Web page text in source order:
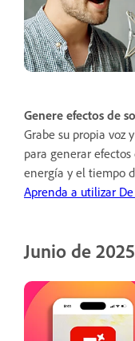
Genere efectos de
Grabe su propia voz
para generar
energía y el tiempo
Aprenda a utilizar
Junio de 2025